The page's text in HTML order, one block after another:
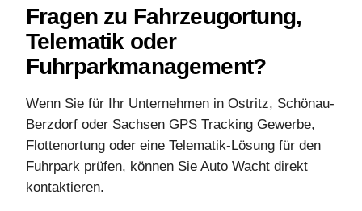
Fragen zu Fahrzeugortung,
Telematik oder
Fuhrparkmanagement?
Wenn Sie für Ihr Unternehmen in Ostritz, Schönau-
Berzdorf oder Sachsen GPS Tracking Gewerbe,
Flottenortung oder eine Telematik-Lösung für den
Fuhrpark prüfen, können Sie Auto Wacht direkt
kontaktieren.